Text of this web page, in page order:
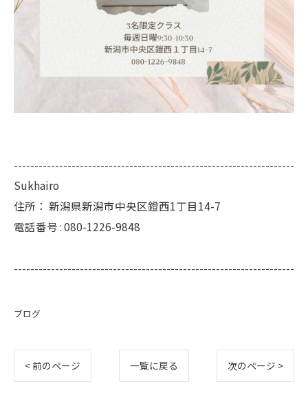
--------------------------------------------------------------------
Sukhairo
住所： 新潟県新潟市中央区鐙西1丁目14-7
電話番号 :080-1226-9848
--------------------------------------------------------------------
ブログ
< 前のページ 一覧に戻る 次のページ >